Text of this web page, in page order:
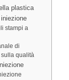
plastica
stampi a
di
qualità